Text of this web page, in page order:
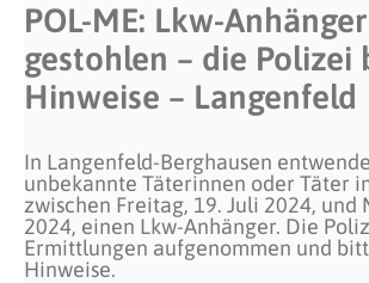
POL-ME: Lkw-Anhänger
gestohlen – die Polizei
Hinweise – Langenfeld
In Langenfeld-Berghausen
unbekannte Täterinnen oder Täter
zwischen Freitag, 19. Juli 2024, und
2024, einen Lkw-Anhänger. Die
Ermittlungen aufgenommen und
Hinweise.